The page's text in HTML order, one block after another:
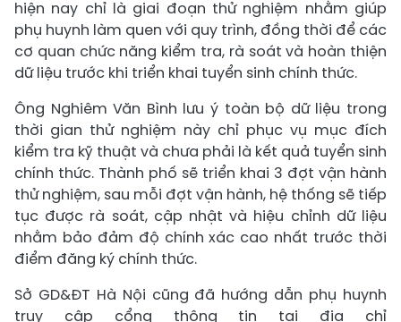
hiện nay chỉ là giai đoạn thử nghiệm nhằm giúp
phụ huynh làm quen với quy trình, đồng thời để các
cơ quan chức năng kiểm tra, rà soát và hoàn thiện
dữ liệu trước khi triển khai tuyển sinh chính thức.
Ông Nghiêm Văn Bình lưu ý toàn bộ dữ liệu trong
thời gian thử nghiệm này chỉ phục vụ mục đích
kiểm tra kỹ thuật và chưa phải là kết quả tuyển sinh
chính thức. Thành phố sẽ triển khai 3 đợt vận hành
thử nghiệm, sau mỗi đợt vận hành, hệ thống sẽ tiếp
tục được rà soát, cập nhật và hiệu chỉnh dữ liệu
nhằm bảo đảm độ chính xác cao nhất trước thời
điểm đăng ký chính thức.
​Sở GD&ĐT Hà Nội cũng đã hướng dẫn phụ huynh
truy cập cổng thông tin tại địa chỉ